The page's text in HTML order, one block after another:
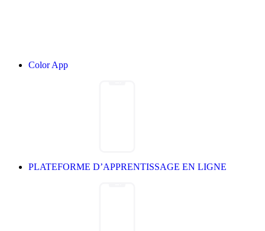
Color App
PLATEFORME D’APPRENTISSAGE EN LIGNE